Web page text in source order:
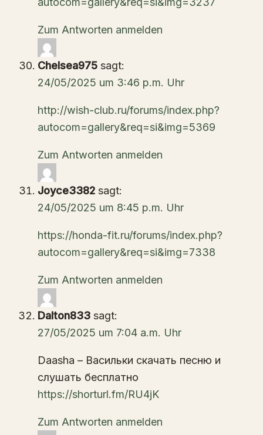
Zum Antworten anmelden
Chelsea975 sagt:
24/05/2025 um 3:46 p.m. Uhr
http://wish-club.ru/forums/index.php?
autocom=gallery&req=si&img=5369
Zum Antworten anmelden
Joyce3382 sagt:
24/05/2025 um 8:45 p.m. Uhr
https://honda-fit.ru/forums/index.php?
autocom=gallery&req=si&img=7338
Zum Antworten anmelden
Dalton833 sagt:
27/05/2025 um 7:04 a.m. Uhr
Daasha – Васильки скачать песню и
слушать бесплатно
https://shorturl.fm/RU4jK
Zum Antworten anmelden